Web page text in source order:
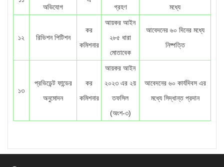
অভিযোগ
গ্রহণ
মধ্যে
১২ রিভিশন পিটিশন
কর
কমিশনার
আয়কর আইন
২৮৫ ধারা
মোতাবেক
আবেদনের ৬০ দিনের মধ্যে
নিষ্পত্তি
১৩
প্রভিডেন্ট ফান্ডের
অনুমোদন
কর
কমিশনার
আয়কর আইন
২০২৩ এর ২য়
তফসিল
(অংশ-৩)
আবেদনের ৬০ কার্যদিবস এর
মধ্যে সিদ্ধান্ত প্রদান